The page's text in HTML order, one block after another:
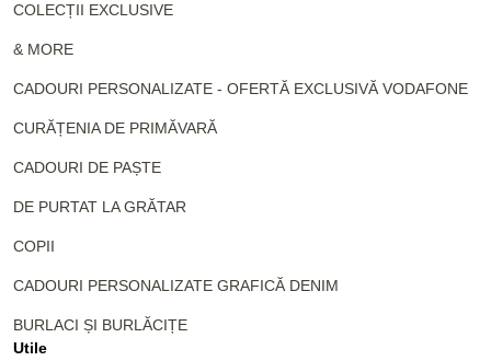
COLECȚII EXCLUSIVE
& MORE
CADOURI PERSONALIZATE - OFERTĂ EXCLUSIVĂ VODAFONE
CURĂȚENIA DE PRIMĂVARĂ
CADOURI DE PAȘTE
DE PURTAT LA GRĂTAR
COPII
CADOURI PERSONALIZATE GRAFICĂ DENIM
BURLACI ȘI BURLĂCIȚE
Utile